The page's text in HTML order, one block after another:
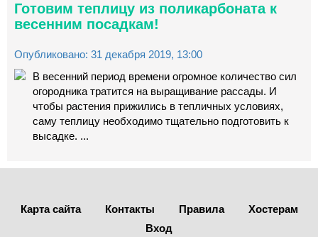
Готовим теплицу из поликарбоната к
весенним посадкам!
Опубликовано: 31 декабря 2019, 13:00
В весенний период времени огромное количество сил
огородника тратится на выращивание рассады. И
чтобы растения прижились в тепличных условиях,
саму теплицу необходимо тщательно подготовить к
высадке. ...
Карта сайта Контакты Правила
Хостерам
Вход